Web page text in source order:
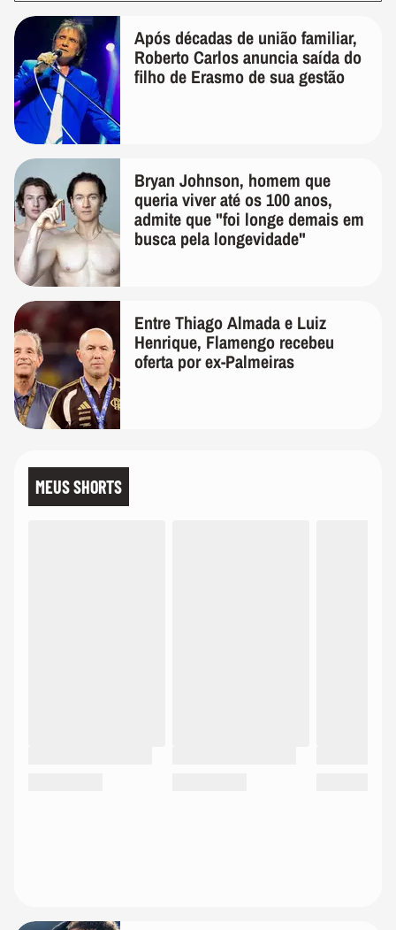
Após décadas de união familiar,
Roberto Carlos anuncia saída do
filho de Erasmo de sua gestão
Bryan Johnson, homem que
queria viver até os 100 anos,
admite que "foi longe demais em
busca pela longevidade"
Entre Thiago Almada e Luiz
Henrique, Flamengo recebeu
oferta por ex-Palmeiras
MEUS SHORTS